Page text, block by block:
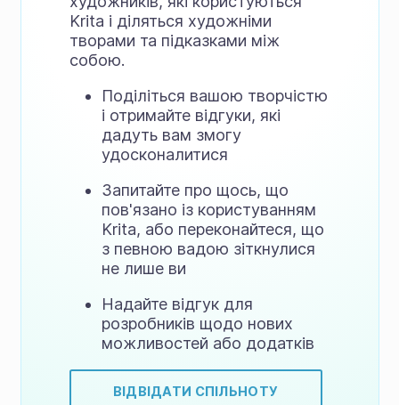
Krita і діляться художніми
творами та підказками між
собою.
Поділіться вашою творчістю
і отримайте відгуки, які
дадуть вам змогу
удосконалитися
Запитайте про щось, що
пов'язано із користуванням
Krita, або переконайтеся, що
з певною вадою зіткнулися
не лише ви
Надайте відгук для
розробників щодо нових
можливостей або додатків
ВІДВІДАТИ СПІЛЬНОТУ